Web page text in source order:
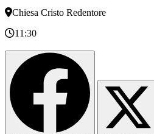
Chiesa Cristo Redentore
11:30